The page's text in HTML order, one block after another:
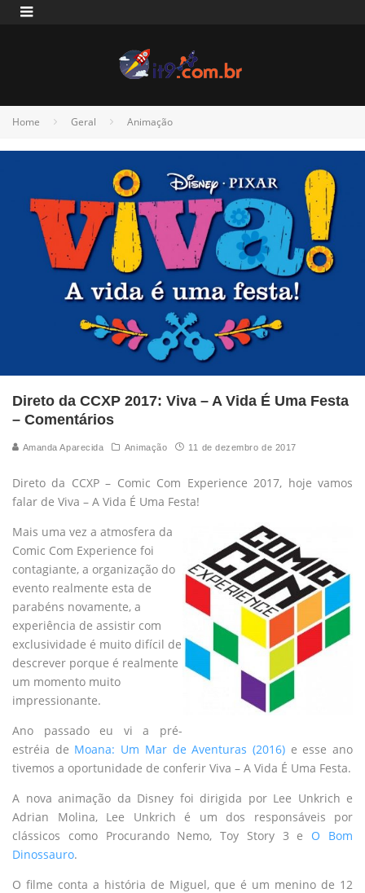
Home Geral Animação
Direto da CCXP 2017: Viva – A Vida É Uma Festa
– Comentários
Amanda Aparecida Animação 11 de dezembro de 2017
Direto da CCXP – Comic Com Experience 2017, hoje vamos
falar de Viva – A Vida É Uma Festa!
Mais uma vez a atmosfera da
Comic Com Experience foi
contagiante, a organização do
evento realmente esta de
parabéns novamente, a
experiência de assistir com
exclusividade é muito difícil de
descrever porque é realmente
um momento muito
impressionante.
Ano passado eu vi a pré-
estréia de Moana: Um Mar de Aventuras (2016)e esse ano
tivemos a oportunidade de conferir Viva – A Vida É Uma Festa.
A nova animação da Disney foi dirigida por Lee Unkrich e
Adrian Molina, Lee Unkrich é um dos responsáveis por
clássicos como Procurando Nemo, Toy Story 3 e O Bom
Dinossauro.
O filme conta a história de Miguel, que é um menino de 12